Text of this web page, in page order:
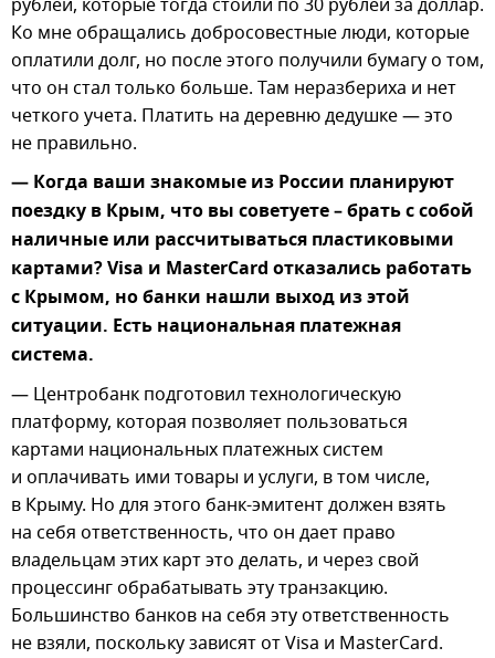
Ко мне обращались добросовестные люди, которые
оплатили долг, но после этого получили бумагу о том,
что он стал только больше. Там неразбериха и нет
четкого учета. Платить на деревню дедушке — это
не правильно.
— Когда ваши знакомые из России планируют
поездку в Крым, что вы советуете – брать с собой
наличные или рассчитываться пластиковыми
картами? Visa и MasterCard отказались работать
с Крымом, но банки нашли выход из этой
ситуации. Есть национальная платежная
система.
— Центробанк подготовил технологическую
платформу, которая позволяет пользоваться
картами национальных платежных систем
и оплачивать ими товары и услуги, в том числе,
в Крыму. Но для этого банк-эмитент должен взять
на себя ответственность, что он дает право
владельцам этих карт это делать, и через свой
процессинг обрабатывать эту транзакцию.
Большинство банков на себя эту ответственность
не взяли, поскольку зависят от Visa и MasterCard.